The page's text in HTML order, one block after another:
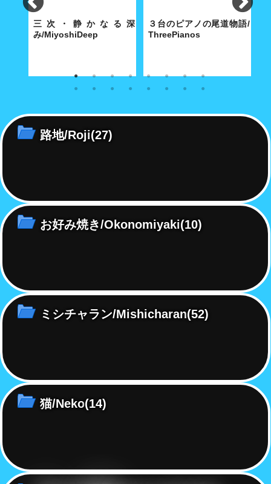
三次・静かなる深
み/MiyoshiDeep
雪化粧の三次のまちには深みの
３台のピアノの尾道物語/
ThreePianos
歴史都市・尾道にふさわしい3
路地/Roji(27)
お好み焼き/Okonomiyaki(10)
ミシチャラン/Mishicharan(52)
猫/Neko(14)